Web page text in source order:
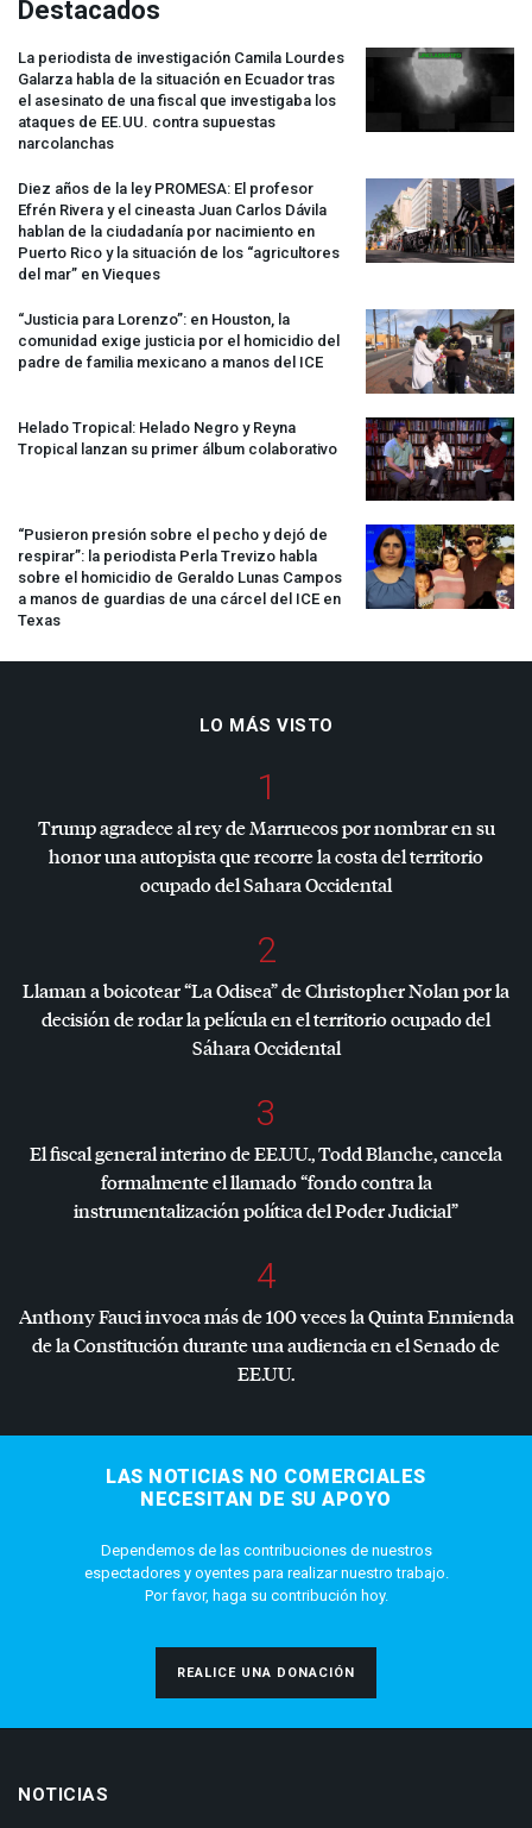
Destacados
La periodista de investigación Camila Lourdes
Galarza habla de la situación en Ecuador tras
el asesinato de una fiscal que investigaba los
ataques de EE.UU. contra supuestas
narcolanchas
Diez años de la ley PROMESA: El profesor
Efrén Rivera y el cineasta Juan Carlos Dávila
hablan de la ciudadanía por nacimiento en
Puerto Rico y la situación de los “agricultores
del mar” en Vieques
“Justicia para Lorenzo”: en Houston, la
comunidad exige justicia por el homicidio del
padre de familia mexicano a manos del ICE
Helado Tropical: Helado Negro y Reyna
Tropical lanzan su primer álbum colaborativo
“Pusieron presión sobre el pecho y dejó de
respirar”: la periodista Perla Trevizo habla
sobre el homicidio de Geraldo Lunas Campos
a manos de guardias de una cárcel del ICE en
Texas
LO MÁS VISTO
1
Trump agradece al rey de Marruecos por nombrar en su
honor una autopista que recorre la costa del territorio
ocupado del Sahara Occidental
2
Llaman a boicotear “La Odisea” de Christopher Nolan por la
decisión de rodar la película en el territorio ocupado del
Sáhara Occidental
3
El fiscal general interino de EE.UU., Todd Blanche, cancela
formalmente el llamado “fondo contra la
instrumentalización política del Poder Judicial”
4
Anthony Fauci invoca más de 100 veces la Quinta Enmienda
de la Constitución durante una audiencia en el Senado de
EE.UU.
LAS NOTICIAS NO COMERCIALES
NECESITAN DE SU APOYO
Dependemos de las contribuciones de nuestros
espectadores y oyentes para realizar nuestro trabajo.
Por favor, haga su contribución hoy.
REALICE UNA DONACIÓN
NOTICIAS